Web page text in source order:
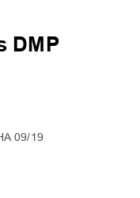
DMP
09/19